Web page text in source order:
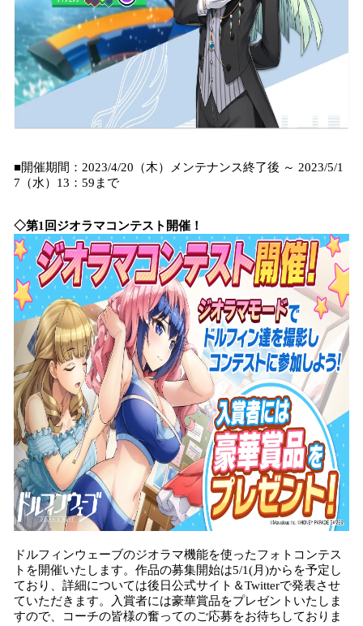
■開催期間：2023/4/20（木）メンテナンス終了後 ～ 2023/5/1
7（水）13：59まで
◇第1回ジオラマコンテスト開催！
ドルフィンウェーブのジオラマ機能を使ったフォトコンテス
トを開催いたします。作品の募集開始は5/1(月)からを予定し
ており、詳細については後日公式サイト＆Twitterで発表させ
ていただきます。入賞者には豪華賞品をプレゼントいたしま
すので、コーチの皆様の奮ってのご応募をお待ちしておりま